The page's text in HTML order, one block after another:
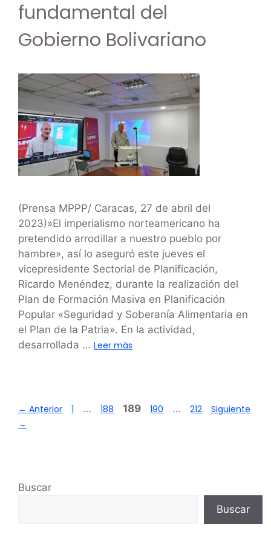
fundamental del
Gobierno Bolivariano
(Prensa MPPP/ Caracas, 27 de abril del
2023)»El imperialismo norteamericano ha
pretendido arrodillar a nuestro pueblo por
hambre», así lo aseguró este jueves el
vicepresidente Sectorial de Planificación,
Ricardo Menéndez, durante la realización del
Plan de Formación Masiva en Planificación
Popular «Seguridad y Soberanía Alimentaria en
el Plan de la Patria». En la actividad,
desarrollada … Leer más
← Anterior 1 … 188 189 190 … 212
Siguiente
→
Buscar
Buscar